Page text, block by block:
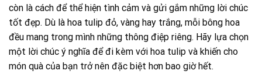
còn là cách để thể hiện tình cảm và gửi gắm những lời chúc
tốt đẹp. Dù là hoa tulip đỏ, vàng hay trắng, mỗi bông hoa
đều mang trong mình những thông điệp riêng. Hãy lựa chọn
một lời chúc ý nghĩa để đi kèm với hoa tulip và khiến cho
món quà của bạn trở nên đặc biệt hơn bao giờ hết.